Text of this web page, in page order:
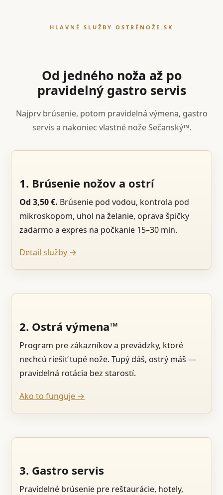
HLAVNÉ SLUŽBY OSTRÉNOŽE.SK
Od jedného noža až po
pravidelný gastro servis
Najprv brúsenie, potom pravidelná výmena, gastro
servis a nakoniec vlastné nože Sečanský™.
1. Brúsenie nožov a ostrí
Od 3,50 €. Brúsenie pod vodou, kontrola pod
mikroskopom, uhol na želanie, oprava špičky
zadarmo a expres na počkanie 15–30 min.
Detail služby →
2. Ostrá výmena™
Program pre zákazníkov a prevádzky, ktoré
nechcú riešiť tupé nože. Tupý dáš, ostrý máš —
pravidelná rotácia bez starostí.
Ako to funguje →
3. Gastro servis
Pravidelné brúsenie pre reštaurácie, hotely,